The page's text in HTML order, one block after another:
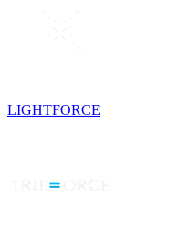
LIGHTFORCE